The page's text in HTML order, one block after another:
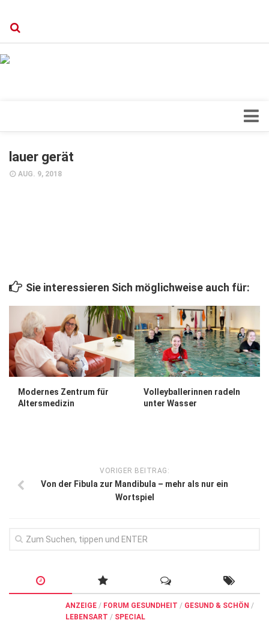
Forschung
Forum Gesundheit
Allgemein
Sehen
Innovationen
Kampf gegen Krebs
lauer gerät
AUG. 9, 2018
Sie interessieren Sich möglichweise auch für:
Modernes Zentrum für
Altersmedizin
Volleyballerinnen radeln
unter Wasser
VORIGER BEITRAG:
Von der Fibula zur Mandibula – mehr als nur ein
Wortspiel
ANZEIGE / FORUM GESUNDHEIT / GESUND & SCHÖN /
LEBENSART / SPECIAL